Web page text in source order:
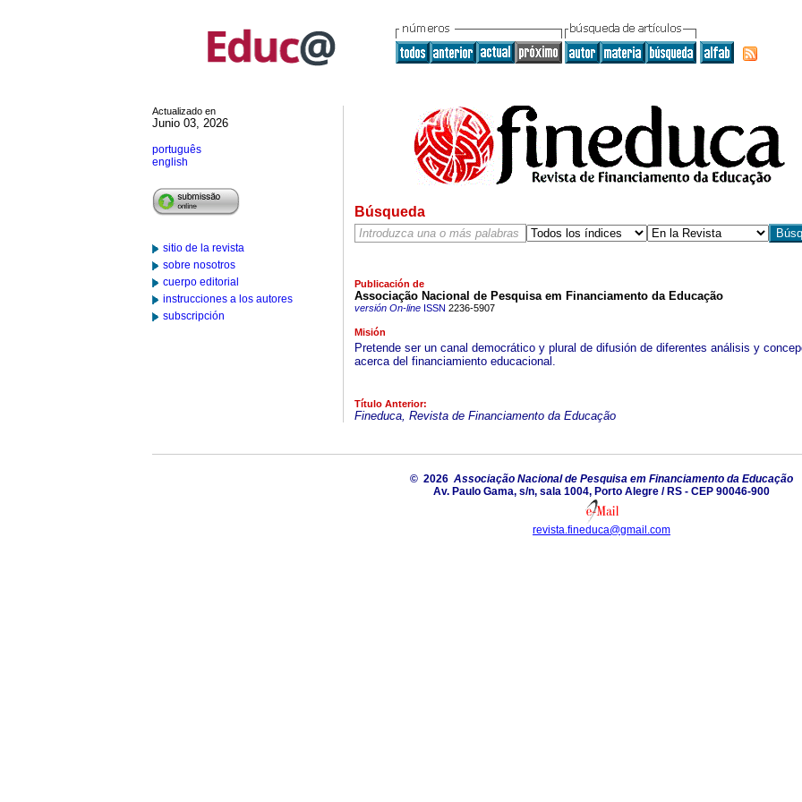
Actualizado en
Junio 03, 2026
português
english
sitio de la revista
sobre nosotros
cuerpo editorial
instrucciones a los autores
subscripción
Búsqueda
Publicación de
Associação Nacional de Pesquisa em Financiamento da Educação
versión On-lineISSN 2236-5907
Misión
Pretende ser un canal democrático y plural de difusión de diferentes análisis y
acerca del financiamiento educacional.
Título Anterior:
Fineduca, Revista de Financiamento da Educação
© 2026 Associação Nacional de Pesquisa em Financiamento da Educação
Av. Paulo Gama, s/n, sala 1004, Porto Alegre / RS - CEP 90046-900
revista.fineduca@gmail.com